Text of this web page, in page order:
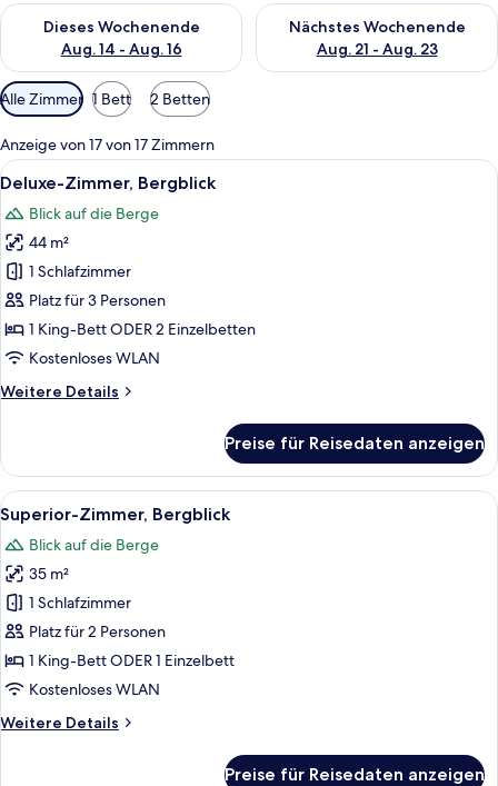
Dieses Wochenende
Aug. 14 - Aug. 16
Überprüfe die Verfügbarkeit für dieses Wochenende, Aug. 14
Nächstes Wochenende
Aug. 21 - Aug. 23
Überprüfe die Verfügbarkeit
Verfügbare
Filter
für
Zimmer
Alle Zimmer 1 Bett 2 Betten
Anzeige von 17 von 17 Zimmern
Alle
Fotos
für
Deluxe-
Zimmer,
Bergblick
anzeigen
Ein Hotelzimmer mit einem
5
Deluxe-Zimmer, Bergblick
Blick auf die Berge
44 m²
1 Schlafzimmer
Platz für 3 Personen
1 King-Bett ODER 2 Einzelbetten
Kostenloses WLAN
Weitere Details
Weitere
Zimmer,
Bergblick
Preise für Reisedaten anzeigen
Alle
Fotos
für
Superior-
Zimmer,
Bergblick
anzeigen
Ein modernes Hotelzimmer mit
2
Superior-Zimmer, Bergblick
Blick auf die Berge
35 m²
1 Schlafzimmer
Platz für 2 Personen
1 King-Bett ODER 1 Einzelbett
Kostenloses WLAN
Weitere Details
Weitere
Preise für Reisedaten anzeigen